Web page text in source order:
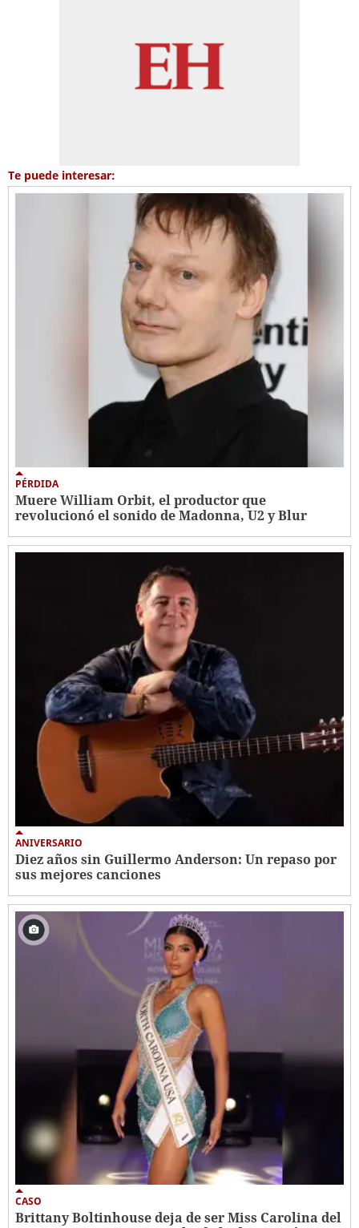
Te puede interesar:
PÉRDIDA
Muere William Orbit, el productor que
revolucionó el sonido de Madonna, U2 y Blur
ANIVERSARIO
Diez años sin Guillermo Anderson: Un repaso por
sus mejores canciones
CASO
Brittany Boltinhouse deja de ser Miss Carolina del